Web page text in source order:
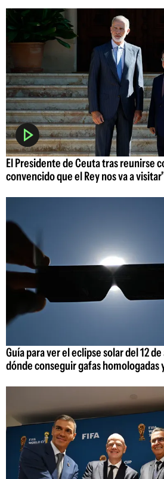
El Presidente de Ceuta tras reunirse
convencido que el Rey nos va a
Guía para ver el eclipse solar del 12
dónde conseguir gafas homologadas